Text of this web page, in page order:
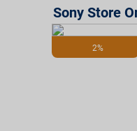
2%
Sony Store